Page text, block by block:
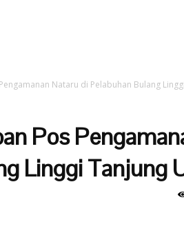
Nataru di Pelabuhan Bulang
Pos
Linggi Tanjung